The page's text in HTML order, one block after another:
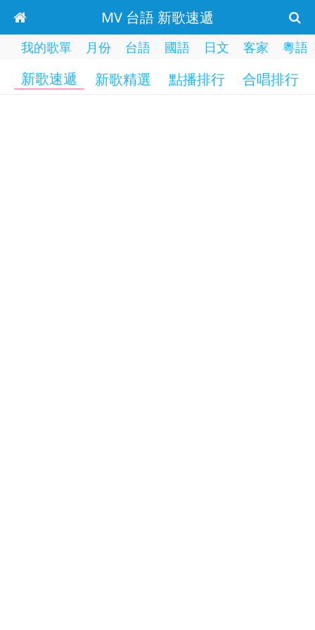
MV 台語 新歌速遞
我的歌單 月份 台語 國語 日文 客家 粵語
新歌速遞 新歌精選 點播排行 合唱排行